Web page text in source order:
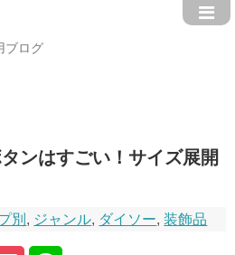
ブログ
ンはすごい！サイズ展開
別 , ジャンル, ダイソー,装飾品